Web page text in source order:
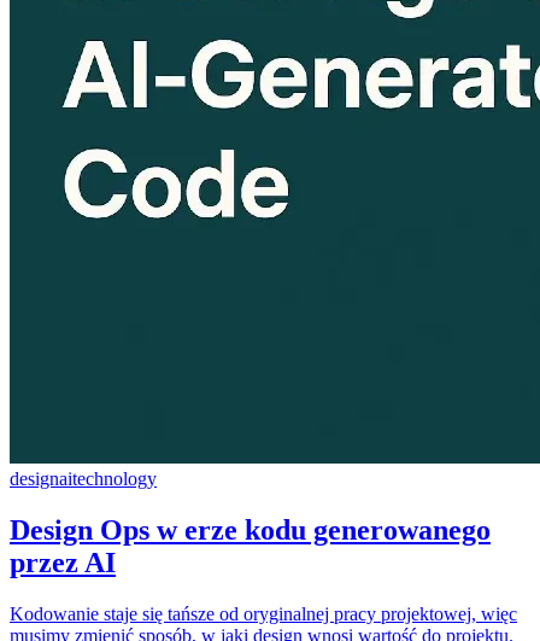
designaitechnology
Design Ops w erze kodu generowanego
przez AI
Kodowanie staje się tańsze od oryginalnej pracy projektowej, więc
musimy zmienić sposób, w jaki design wnosi wartość do projektu.